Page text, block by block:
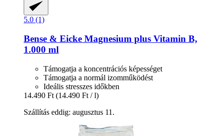
5.0 (1)
Bense & Eicke Magnesium plus Vitamin B,
1.000 ml
Támogatja a koncentrációs képességet
Támogatja a normál izomműködést
Ideális stresszes időkben
14.490 Ft (14.490 Ft / l)
Szállítás eddig: augusztus 11.